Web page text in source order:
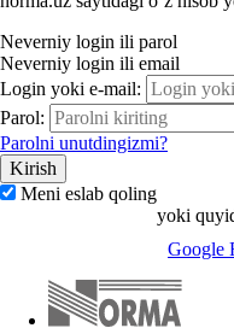
Neverniy login ili parol
Neverniy login ili email
Login yoki e-mail:
Parol:
Parolni unutdingizmi?
Meni eslab qoling
yoki
Google